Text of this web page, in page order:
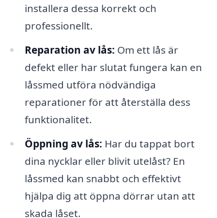
installera dessa korrekt och
professionellt.
Reparation av lås: Om ett lås är
defekt eller har slutat fungera kan en
låssmed utföra nödvändiga
reparationer för att återställa dess
funktionalitet.
Öppning av lås: Har du tappat bort
dina nycklar eller blivit utelåst? En
låssmed kan snabbt och effektivt
hjälpa dig att öppna dörrar utan att
skada låset.